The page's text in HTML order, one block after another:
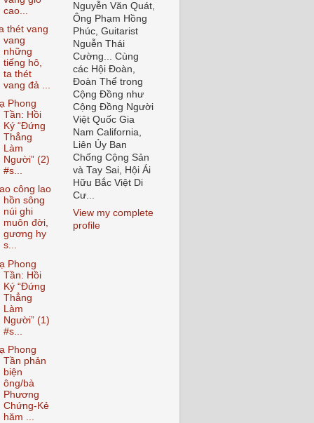
cao...
thét vang
vang
những
tiếng hô,
ta thét
vang đả ...
Phong
Tần: Hồi
Ký “Đứng
Thẳng
Làm
Người” (2)
#s...
công lao
hồn sông
núi ghi
muôn đời,
gương hy
s...
Phong
Tần: Hồi
Ký “Đứng
Thẳng
Làm
Người” (1)
#s...
Phong
Tần phản
biện
ông/bà
Phương
Chứng-Kẻ
hăm ...
Nguyễn Văn Quát,
Ông Phạm Hồng
Phúc, Guitarist
Nguễn Thái
Cường... Cùng
các Hội Đoàn,
Đoàn Thể trong
Cộng Đồng như
Cộng Đồng Người
Việt Quốc Gia
Nam California,
Liên Ủy Ban
Chống Cộng Sản
và Tay Sai, Hội Ái
Hữu Bắc Việt Di
Cư...
View my complete
profile